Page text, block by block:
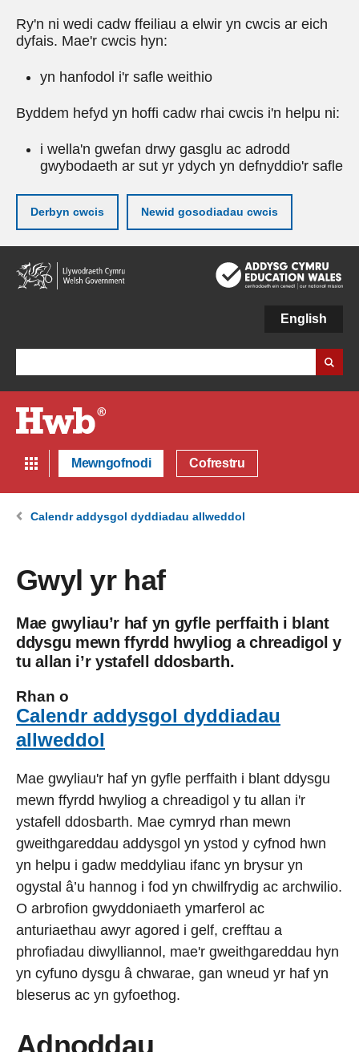
Ry'n ni wedi cadw ffeiliau a elwir yn cwcis ar eich
dyfais. Mae'r cwcis hyn:
yn hanfodol i'r safle weithio
Byddem hefyd yn hoffi cadw rhai cwcis i'n helpu ni:
i wella'n gwefan drwy gasglu ac adrodd
gwybodaeth ar sut yr ydych yn defnyddio'r safle
Derbyn cwcis Newid gosodiadau cwcis
Neidio
i'r
prif
English
Mewngofnodi Cofrestru
Calendr addysgol dyddiadau allweddol
Gwyl yr haf
Mae gwyliau’r haf yn gyfle perffaith i blant
ddysgu mewn ffyrdd hwyliog a chreadigol y
tu allan i’r ystafell ddosbarth.
Rhan o
Calendr addysgol dyddiadau
allweddol
Mae gwyliau'r haf yn gyfle perffaith i blant ddysgu
mewn ffyrdd hwyliog a chreadigol y tu allan i'r
ystafell ddosbarth. Mae cymryd rhan mewn
gweithgareddau addysgol yn ystod y cyfnod hwn
yn helpu i gadw meddyliau ifanc yn brysur yn
ogystal â’u hannog i fod yn chwilfrydig ac archwilio.
O arbrofion gwyddoniaeth ymarferol ac
anturiaethau awyr agored i gelf, crefftau a
phrofiadau diwylliannol, mae'r gweithgareddau hyn
yn cyfuno dysgu â chwarae, gan wneud yr haf yn
bleserus ac yn gyfoethog.
Adnoddau